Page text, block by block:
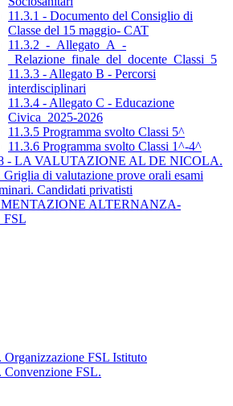
11.3.1 - Documento del Consiglio di
Classe del 15 maggio- CAT
11.3.2_-_Allegato_A_-
_Relazione_finale_del_docente_Classi_5
11.3.3 - Allegato B - Percorsi
interdisciplinari
11.3.4 - Allegato C - Educazione
Civica_2025-2026
11.3.5 Programma svolto Classi 5^
11.3.6 Programma svolto Classi 1^-4^
- LA VALUTAZIONE AL DE NICOLA.
Griglia di valutazione prove orali esami
Candidati privatisti
ALTERNANZA-
Organizzazione FSL Istituto
Convenzione FSL.